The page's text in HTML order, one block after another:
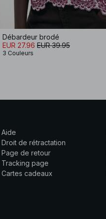
Débardeur brodé
EUR 27.96 EUR 39.95
3 Couleurs
Aide
Droit de rétractation
Page de retour
Tracking page
Cartes cadeaux